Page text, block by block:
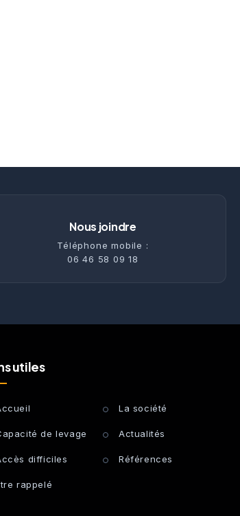
Nous joindre
Téléphone mobile :
06 46 58 09 18
utiles
La société
de levage Actualités
difficiles Références
rappelé